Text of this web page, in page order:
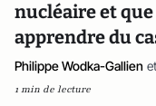
nucléaire et
apprendre du
Philippe Wodka-Gallien et
1 min de lecture